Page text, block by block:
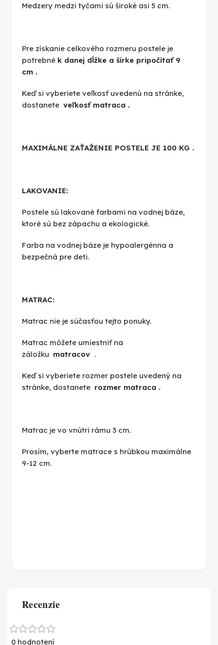
Medzery medzi tyčami sú široké asi 5 cm.
Pre získanie celkového rozmeru postele je
potrebné k danej dĺžke a šírke pripočítať 9
cm .
Keď si vyberiete veľkosť uvedenú na stránke,
dostanete veľkosť matraca .
MAXIMÁLNE ZAŤAŽENIE POSTELE JE 100 KG .
LAKOVANIE:
Postele sú lakované farbami na vodnej báze,
ktoré sú bez zápachu a ekologické.
Farba na vodnej báze je hypoalergénna a
bezpečná pre deti.
MATRAC:
Matrac nie je súčasťou tejto ponuky.
Matrac môžete umiestniť na
záložku matracov .
Keď si vyberiete rozmer postele uvedený na
stránke, dostanete rozmer matraca .
Matrac je vo vnútri rámu 3 cm.
Prosím, vyberte matrace s hrúbkou maximálne
9-12 cm.
Recenzie
0 hodnotení